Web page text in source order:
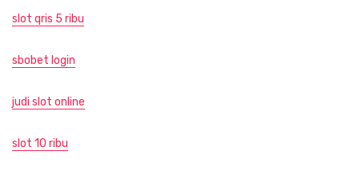
slot qris 5 ribu
sbobet login
judi slot online
slot 10 ribu